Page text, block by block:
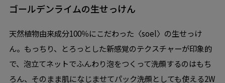
ゴールデンライムの生せっけん
天然植物由来成分100％にこだわった〈soel〉の生せっけ
ん。もっちり、とろっとした新感覚のテクスチャーが印象的
で、泡立てネットでふんわり泡をつくって洗顔するのはもち
ろん、そのまま肌になじませてパック洗顔としても使える2W